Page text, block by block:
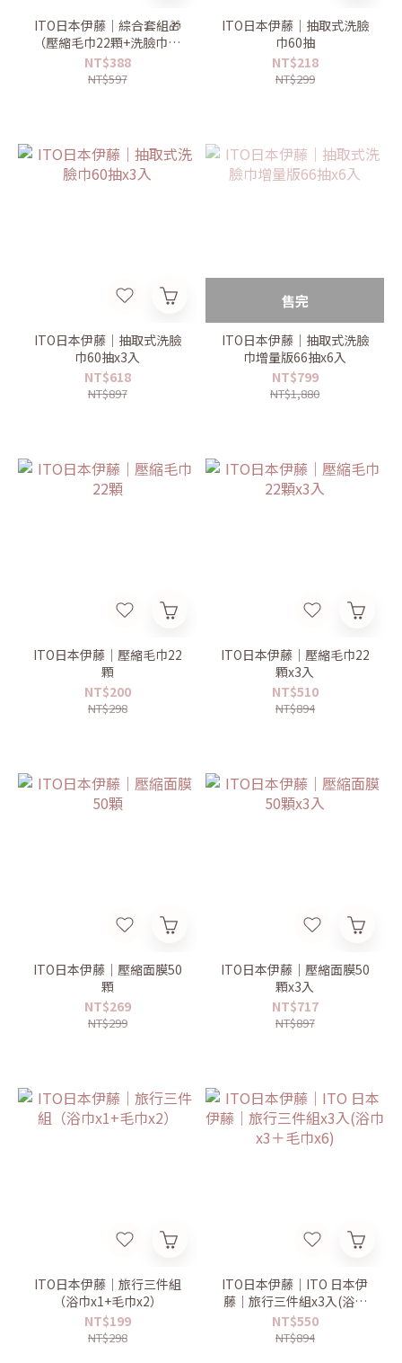
ITO日本伊藤｜綜合套組🎁
（壓縮毛巾22顆+洗臉巾60
抽）
NT$388
NT$597
ITO日本伊藤｜抽取式洗臉
巾60抽
NT$218
NT$299
ITO日本伊藤｜抽取式洗臉
巾60抽x3入
NT$618
NT$897
售完
ITO日本伊藤｜抽取式洗臉
巾增量版66抽x6入
NT$799
NT$1,880
ITO日本伊藤｜壓縮毛巾22
顆
NT$200
NT$298
ITO日本伊藤｜壓縮毛巾22
顆x3入
NT$510
NT$894
ITO日本伊藤｜壓縮面膜50
顆
NT$269
NT$299
ITO日本伊藤｜壓縮面膜50
顆x3入
NT$717
NT$897
ITO日本伊藤｜旅行三件組
（浴巾x1+毛巾x2）
NT$199
NT$298
ITO日本伊藤｜ITO 日本伊
藤｜旅行三件組x3入(浴巾
x3＋毛巾x6)
NT$550
NT$894